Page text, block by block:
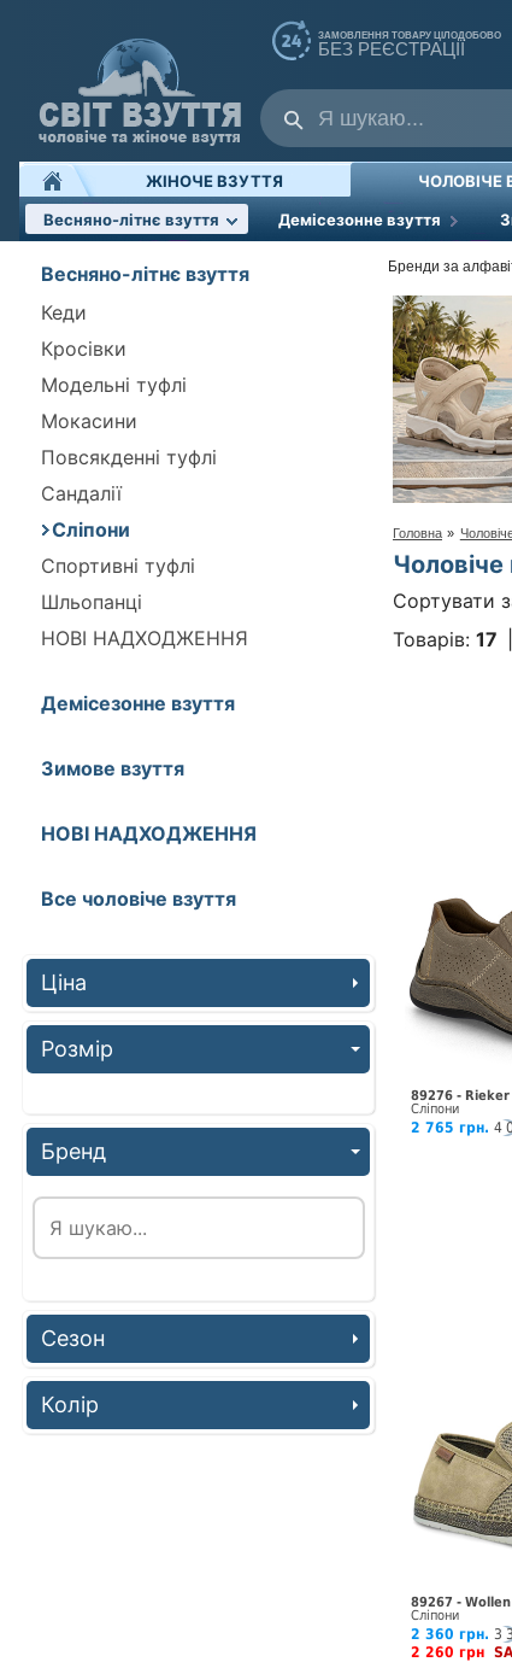
ЗАМОВЛЕННЯ ТОВАРУ ЦІЛОДОБОВО
БЕЗ РЕЄСТРАЦІЇ
ЖІНОЧЕ ВЗУТТЯ
ЧОЛОВІЧЕ
Весняно-літнє взуття
Демісезонне взуття
Весняно-літнє взуття
Кеди
Кросівки
Модельні туфлі
Мокасини
Повсякденні туфлі
Сандалії
Сліпони
Спортивні туфлі
Шльопанці
НОВІ НАДХОДЖЕННЯ
Демісезонне взуття
Зимове взуття
НОВІ НАДХОДЖЕННЯ
Все чоловіче взуття
Ціна
Розмір
Бренд
Сезон
Колір
Головна »
Сортувати
Товарів: 17
89276 - Rieker
Сліпони
2 765 грн. 4
89267 - Wollen
Сліпони
2 360 грн. 3
2 260 грн
Бренди за